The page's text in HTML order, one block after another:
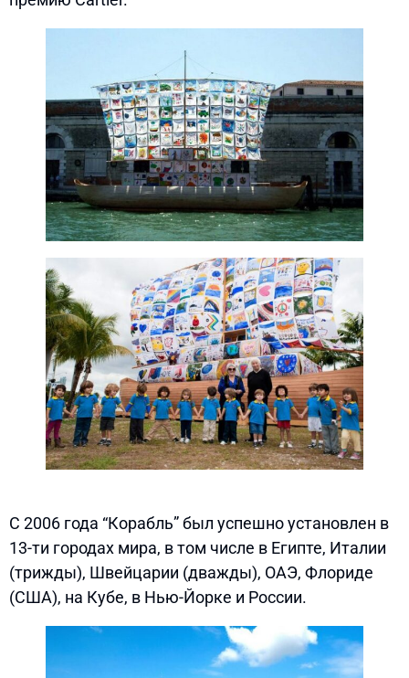
С 2006 года “Корабль” был успешно установлен в
13-ти городах мира, в том числе в Египте, Италии
(трижды), Швейцарии (дважды), ОАЭ, Флориде
(США), на Кубе, в Нью-Йорке и России.